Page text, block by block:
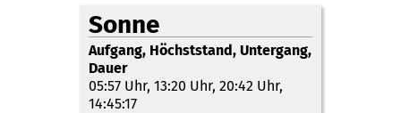
Sonne
Aufgang, Höchststand, Untergang,
Dauer
05:57 Uhr, 13:20 Uhr, 20:42 Uhr,
14:45:17